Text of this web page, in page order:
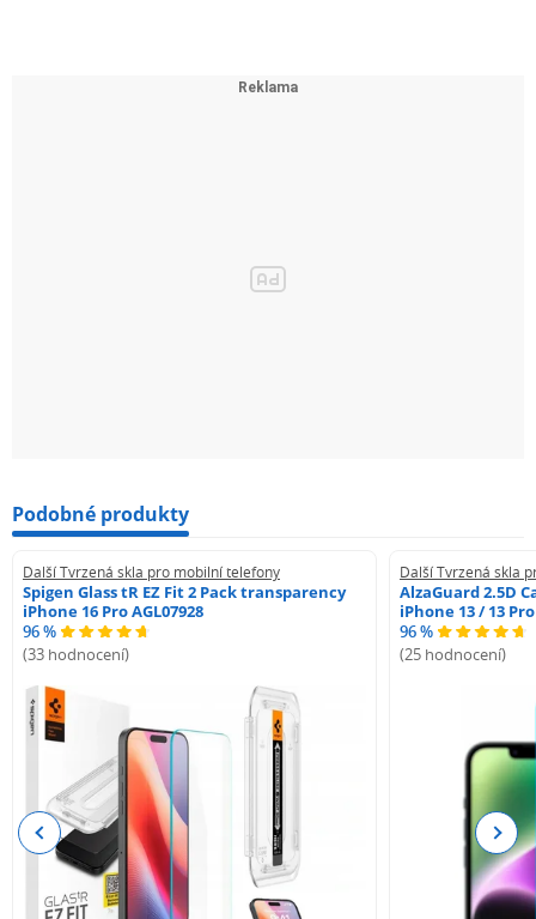
Podobné produkty
Další Tvrzená skla pro mobilní telefony
Spigen Glass tR EZ Fit 2 Pack transparency
iPhone 16 Pro AGL07928
96 %
(33 hodnocení)
Další Tvrzená skla
AlzaGuard 2.5D
iPhone 13 / 13 Pro
96 %
(25 hodnocení)
Previous Next